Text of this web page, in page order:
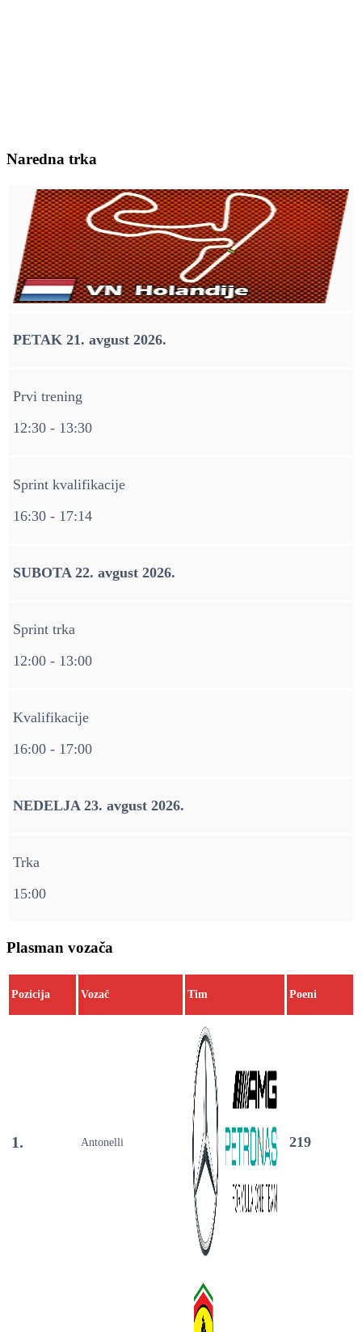
Naredna trka
PETAK 21. avgust 2026.
Prvi trening
12:30 - 13:30
Sprint kvalifikacije
16:30 - 17:14
SUBOTA 22. avgust 2026.
Sprint trka
12:00 - 13:00
Kvalifikacije
16:00 - 17:00
NEDELJA 23. avgust 2026.
Trka
15:00
Plasman vozača
Pozicija Vozač Tim Poeni
1. Antonelli 219